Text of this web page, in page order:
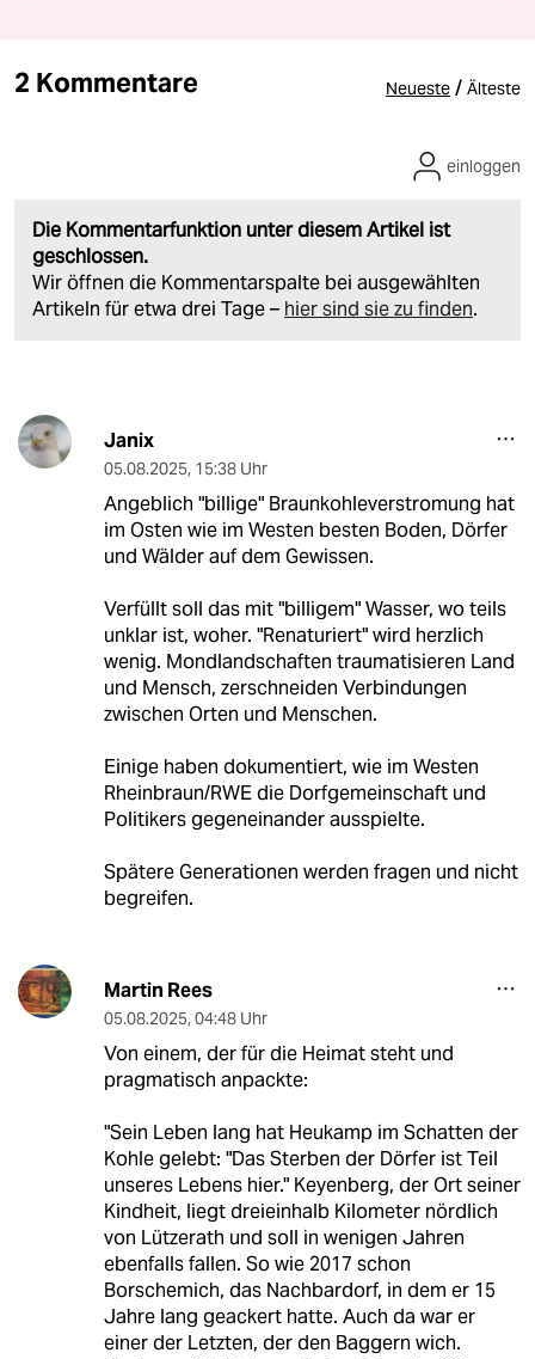
2 Kommentare Neueste / Älteste
Die Kommentarfunktion unter diesem Artikel ist
geschlossen.
Wir öffnen die Kommentarspalte bei ausgewählten
Artikeln für etwa drei Tage – hier sind sie zu finden.
einloggen
Janix
05.08.2025, 15:38 Uhr
Angeblich "billige" Braunkohleverstromung hat
im Osten wie im Westen besten Boden, Dörfer
und Wälder auf dem Gewissen.
Verfüllt soll das mit "billigem" Wasser, wo teils
unklar ist, woher. "Renaturiert" wird herzlich
wenig. Mondlandschaften traumatisieren Land
und Mensch, zerschneiden Verbindungen
zwischen Orten und Menschen.
Einige haben dokumentiert, wie im Westen
Rheinbraun/RWE die Dorfgemeinschaft und
Politikers gegeneinander ausspielte.
Spätere Generationen werden fragen und nicht
begreifen.
Martin Rees
05.08.2025, 04:48 Uhr
Von einem, der für die Heimat steht und
pragmatisch anpackte:
"Sein Leben lang hat Heukamp im Schatten der
Kohle gelebt: "Das Sterben der Dörfer ist Teil
unseres Lebens hier." Keyenberg, der Ort seiner
Kindheit, liegt dreieinhalb Kilometer nördlich
von Lützerath und soll in wenigen Jahren
ebenfalls fallen. So wie 2017 schon
Borschemich, das Nachbardorf, in dem er 15
Jahre lang geackert hatte. Auch da war er
einer der Letzten, der den Baggern wich.